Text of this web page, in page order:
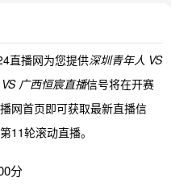
直播网为您提供深圳青年人 VS
广西恒宸直播信号将在开赛
网首页即可获取最新直播信
11轮滚动直播。
分